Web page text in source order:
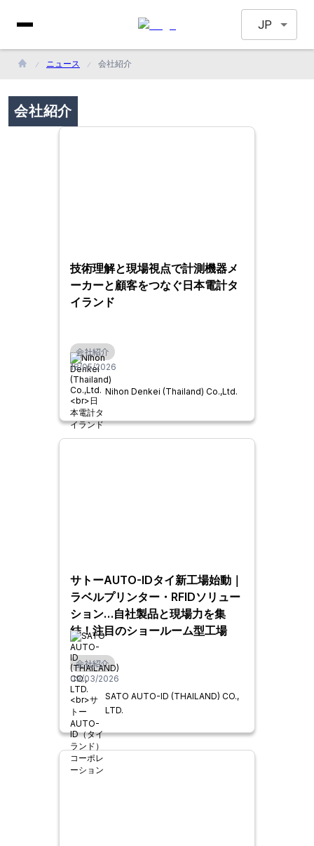
JP
ニュース 会社紹介
会社紹介
技術理解と現場視点で計測機器メ
ーカーと顧客をつなぐ日本電計タ
イランド
会社紹介
18/05/2026
Nihon Denkei (Thailand) Co.,Ltd.
サトーAUTO-IDタイ新工場始動｜
ラベルプリンター・RFIDソリュー
ション…自社製品と現場力を集
結！注目のショールーム型工場
会社紹介
09/03/2026
SATO AUTO-ID (THAILAND) CO.,
LTD.